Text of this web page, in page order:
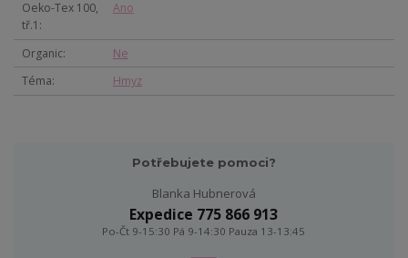
Oeko-Tex 100,
tř.1
Ano
Organic
Ne
Téma
Hmyz
Potřebujete pomoci?
Blanka Hubnerová
Expedice 775 866 913
Po-Čt 9-15:30 Pá 9-14:30 Pauza 13-13:45